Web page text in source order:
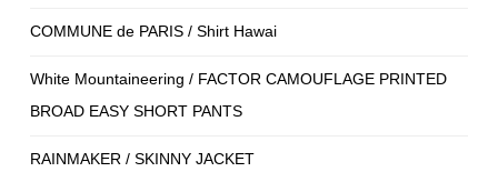
COMMUNE de PARIS / Shirt Hawai
White Mountaineering / FACTOR CAMOUFLAGE PRINTED
BROAD EASY SHORT PANTS
RAINMAKER / SKINNY JACKET